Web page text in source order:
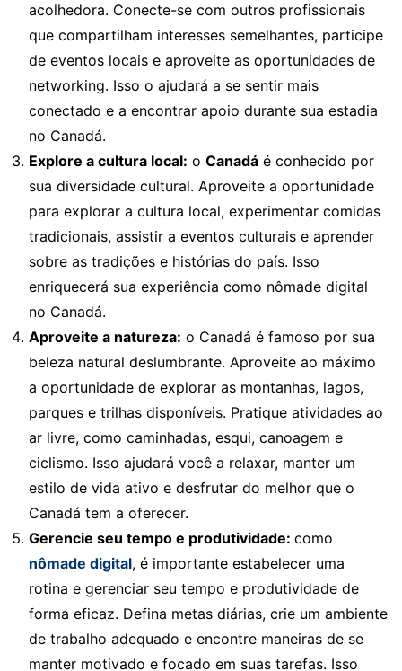
acolhedora. Conecte-se com outros profissionais
que compartilham interesses semelhantes, participe
de eventos locais e aproveite as oportunidades de
networking. Isso o ajudará a se sentir mais
conectado e a encontrar apoio durante sua estadia
no Canadá.
Explore a cultura local: o Canadá é conhecido por
sua diversidade cultural. Aproveite a oportunidade
para explorar a cultura local, experimentar comidas
tradicionais, assistir a eventos culturais e aprender
sobre as tradições e histórias do país. Isso
enriquecerá sua experiência como nômade digital
no Canadá.
Aproveite a natureza: o Canadá é famoso por sua
beleza natural deslumbrante. Aproveite ao máximo
a oportunidade de explorar as montanhas, lagos,
parques e trilhas disponíveis. Pratique atividades ao
ar livre, como caminhadas, esqui, canoagem e
ciclismo. Isso ajudará você a relaxar, manter um
estilo de vida ativo e desfrutar do melhor que o
Canadá tem a oferecer.
Gerencie seu tempo e produtividade: como
nômade digital, é importante estabelecer uma
rotina e gerenciar seu tempo e produtividade de
forma eficaz. Defina metas diárias, crie um ambiente
de trabalho adequado e encontre maneiras de se
manter motivado e focado em suas tarefas. Isso